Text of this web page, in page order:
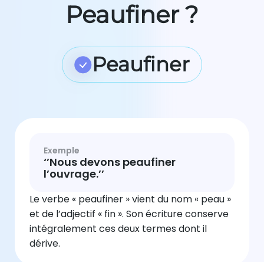
Peaufiner ?
Peaufiner
Exemple
‘’Nous devons peaufiner
l’ouvrage.’’
Le verbe « peaufiner » vient du nom « peau »
et de l’adjectif « fin ». Son écriture conserve
intégralement ces deux termes dont il
dérive.